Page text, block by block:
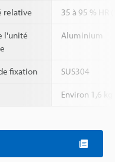
relative 35 à 95 % HR
l'unité
Aluminium
fixation SUS304
Environ 1,6